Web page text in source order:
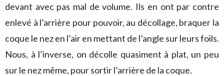
devant avec pas mal de volume. Ils en ont par contre
enlevé à l’arrière pour pouvoir, au décollage, braquer la
coque le nez en l’air en mettant de l’angle sur leurs foils.
Nous, à l’inverse, on décolle quasiment à plat, un peu
sur le nez même, pour sortir l’arrière de la coque.